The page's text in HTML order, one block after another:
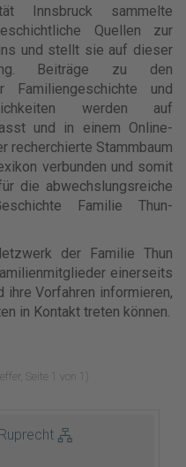
Innsbruck sammelte
Quellen zur
und stellt sie auf dieser
Beiträge zu den
Familiengeschichte und
werden auf
und in einem Online-
recherchierte Stammbaum
verbunden und somit
die abwechslungsreiche
Familie Thun-
der Familie Thun
einerseits
ihre Vorfahren informieren,
in Kontakt treten können.
Seite 1 von 1)